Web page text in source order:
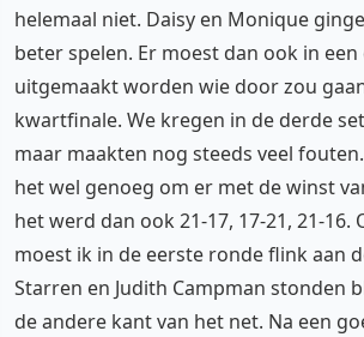
helemaal niet. Daisy en Monique
beter spelen. Er moest dan ook in
uitgemaakt worden wie door zou
kwartfinale. We kregen in de derde
maar maakten nog steeds veel
het wel genoeg om er met de winst
het werd dan ook 21-17, 17-21, 21-16.
moest ik in de eerste ronde flink aan
Starren en Judith Campman stonden
de andere kant van het net. Na een